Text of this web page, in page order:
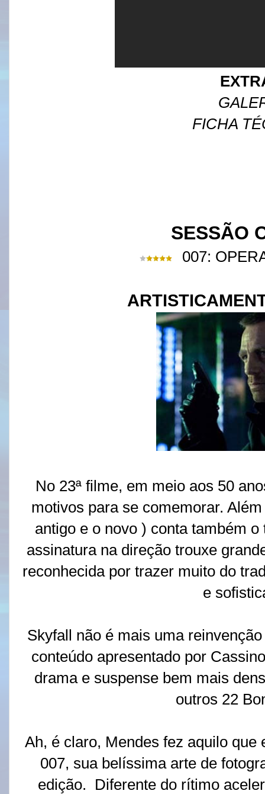
FICHA
SESSÃO
007:
No 23ª filme, em meio aos 50
motivos para se comemorar.
antigo e o novo ) conta também
assinatura na direção trouxe
reconhecida por trazer muito do
e
Skyfall não é mais uma
conteúdo apresentado por
drama e suspense bem mais
outros 22
Ah, é claro, Mendes fez aquilo que
007, sua belíssima arte de
edição. Diferente do rítimo